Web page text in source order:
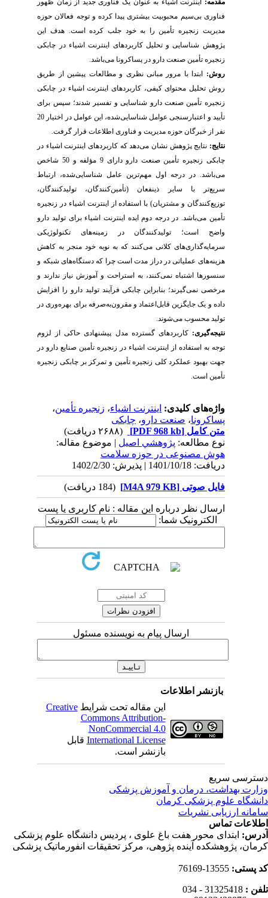
مقدمه:اینترنت اشیاء به عنوان یک فناوری جدید از زمان ظهور
فناوری بی‌سیم محبوبیت بیشتری پیدا کرده و توجه فعالان حوزه
مدیریت زنجیره تأمین را به خود جلب کرده است. هدف این
پژوهش شناسایی و تحلیل کاربردهای اینترنت اشیاء در چابکی
زنجیره تأمین صنعت دارو در پساکرونا می‌باشد.
روش: ابتدا با مرور مبانی نظری و مطالعات پیشین از طریق
روش تحلیل محتوای کیفی، کاربردهای اینترنت اشیاء در چابکی
زنجیره تأمین صنعت دارو شناسایی و تفسیر شدند؛ سپس برای
تأیید و اعتبارسنجی عوامل شناسایی‌شده، این عوامل در اختیار 20
نفر از خبرگان حوزه مدیریت و فناوری اطلاعات قرار گرفت.
نتایج:نتایج پژوهش نشان می‌دهد که کاربردهای اینترنت اشیاء در
چابکی زنجیره تأمین صنعت دارو دارای 9 مؤلفه و 50 شاخص
می‌باشد. در درجه اول مهم‌ترین عامل شناسایی‌شده، ارتباط
سریع‌تر با سایر ذینفعان (تأمین‌کنندگان، تولیدکنندگان،
توزیع‌کنندگان و مشتریان) با استفاده از اینترنت اشیاء در زنجیره
تأمین می‌باشد. در درجه دوم ایده‌ اینترنت اشیاء برای تولید دارو
واضح است؛ تولیدکنندگان در زمینه‌های تکنولوژیکی
سرمایه‌گذاری‌های کلانی می‌کنند که به ‌نوبه‌ خود منجر به کاهش
هزینه‌های عملیاتی در دراز مدت است چرا که دستگاه‌های شبکه و
سنسورها اشتباه نمی‌کنند، به استراحت و آموزش نیاز ندارند و
مرخصی نمی‌گیرند؛ بنابراین چابکی فرآیند تولید دارو را افزایش
داده و یک جایگزین قابل‌اعتماد و مقرون‌به‌صرفه برای بهره‌وری در
تولید محسوب می‌شوند.
نتیجه‌گیری:کاربردهای گسترده مدل پیشنهادی حاکی از لزوم
توجه به استفاده از اینترنت اشیاء در زنجیره تأمین صنایع دارو در
جهت بهبود عملکرد کلی زنجیره تأمین و تمرکز بر چابکی زنجیره
تأمین است.
واژه‌های کلیدی:اینترنت اشیاء،زنجیره تأمین،
پساکرونا،صنعت دارو ،چابکی
متن کامل[PDF 968 kb]
نوع مطالعه:پژوهشي اصیل| موضوع مقاله:
هوش مصنوعی در حوزه سلامت
دریافت: 1401/10/18 | پذیرش: 1402/2/30
فایل صوتی [M4A 979 KB] (184 دریافت)
ارسال نظر درباره این مقاله : نام کاربری یا پست
الکترونیک شما:
ارسال پیام به نویسنده مسئول
بازنشر اطلاعات
این مقاله تحت شرایطCreative
Commons Attribution-
NonCommercial 4.0
International Licenseقابل
بازنشر است.
سریع
بهداشت، درمان و آموزش پزشکی
علوم پزشکی کرمان
ارزیابی نشریات
تماس
ابتدای محور هفت باغ علوی ، پردیس دانشگاه علوم پزشکی
پژوهشکده آینده پژوهی، مرکز تحقیقات انفورماتیک پزشکی
پستی: 13555-76169
:
31325418 - 034